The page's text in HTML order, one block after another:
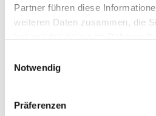
Partner führen diese
weiteren Daten zusammen, die
Notwendig
Präferenzen
Juni 2017
Mai 2017
April 2017
Dezember 2016
Mai 2016